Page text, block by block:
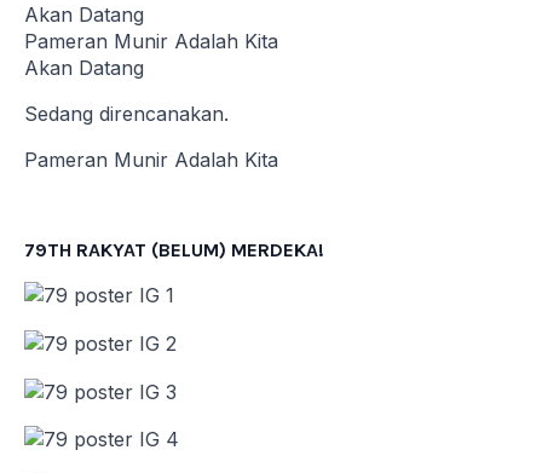
Akan Datang
Pameran Munir Adalah Kita
Akan Datang
Sedang direncanakan.
Pameran Munir Adalah Kita
79TH RAKYAT (BELUM) MERDEKA!